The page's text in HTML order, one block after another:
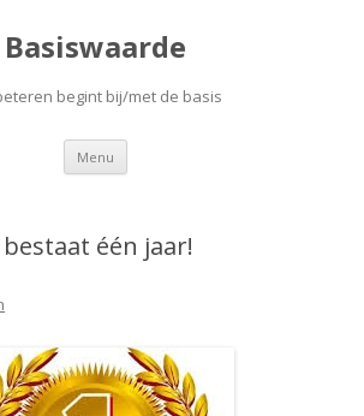
Basiswaarde
begint bij/met de basis
Menu Spring
de
één jaar!